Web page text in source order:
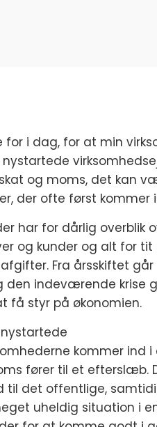
i dag, for at min
og moms, det kan
der ofte først kommer
har for dårlig overblik
og kunder og alt for
Fra årsskiftet
den indeværende krise
få styr på økonomien.
kommer ind
fører til et efterslæb.
det offentlige,
uheldig situation i